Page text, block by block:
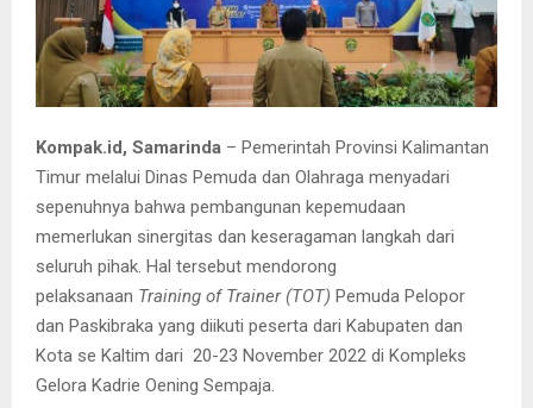
Kompak.id, Samarinda – Pemerintah Provinsi Kalimantan
Timur melalui Dinas Pemuda dan Olahraga menyadari
sepenuhnya bahwa pembangunan kepemudaan
memerlukan sinergitas dan keseragaman langkah dari
seluruh pihak. Hal tersebut mendorong
pelaksanaan Training of Trainer (TOT) Pemuda Pelopor
dan Paskibraka yang diikuti peserta dari Kabupaten dan
Kota se Kaltim dari 20-23 November 2022 di Kompleks
Gelora Kadrie Oening Sempaja.